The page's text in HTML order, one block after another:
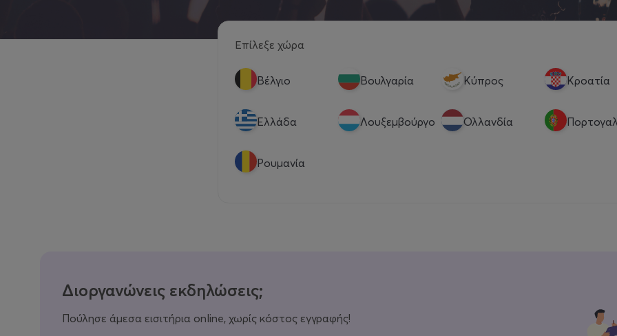
Επίλεξε χώρα
Βέλγιο Βουλγαρία Κύπρος Κροατία
Eλλάδα Λουξεμβούργο Ολλανδία
Ρουμανία
Διοργανώνεις εκδηλώσεις;
Πούλησε άμεσα εισιτήρια online, χωρίς κόστος εγγραφής!